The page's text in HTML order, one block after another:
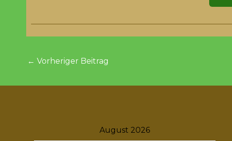
← Vorheriger Beitrag
August 2026